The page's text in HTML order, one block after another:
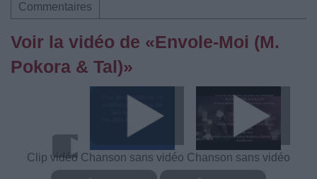
Commentaires
Voir la vidéo de «Envole-Moi (M.
Pokora & Tal)»
Clip vidéo Chanson sans vidéo Chanson sans vidéo